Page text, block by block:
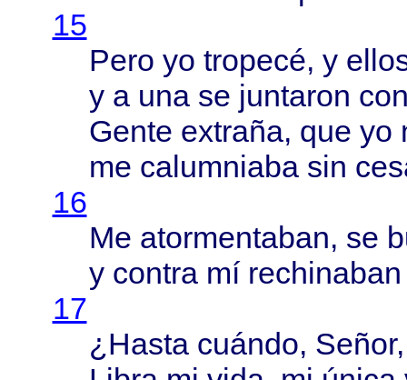
15
Pero yo tropecé, y
y a una se juntaron
Gente extraña, que yo
me calumniabasin
16
Me atormentaban, se
y contramí rechinaban
17
¿ Hasta cuándo, Señor